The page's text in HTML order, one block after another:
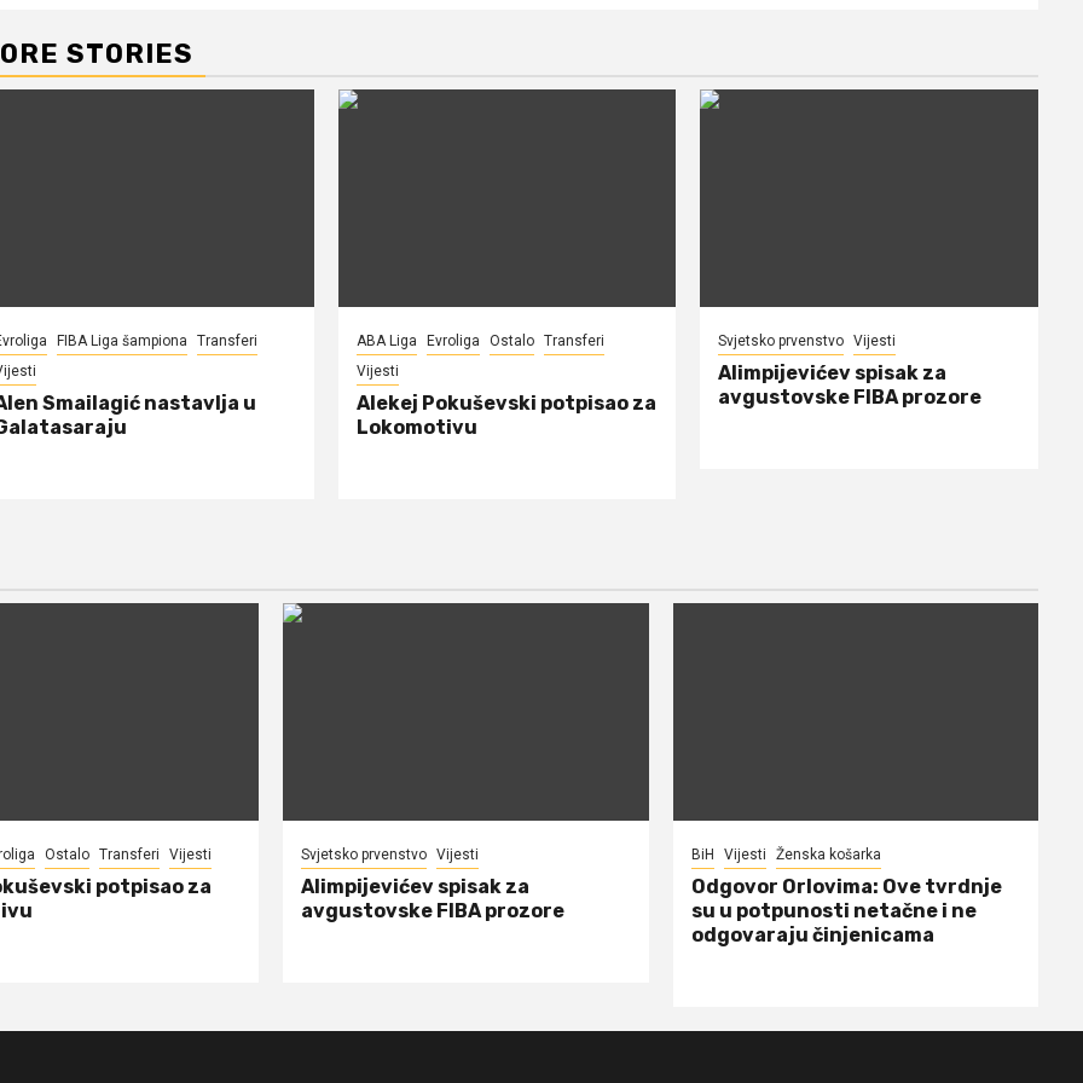
STORIES
FIBA Liga šampiona
Transferi
Smailagić nastavlja u
ABA Liga Evroliga Ostalo Transferi
Vijesti
Alekej Pokuševski potpisao za
Lokomotivu
Svjetsko prvenstvo Vijesti
Alimpijevićev spisak za
avgustovske FIBA prozore
Ostalo Transferi Vijesti
potpisao za
Svjetsko prvenstvo Vijesti
Alimpijevićev spisak za
avgustovske FIBA prozore
BiH Vijesti Ženska košarka
Odgovor Orlovima: ​Ove tvrdnje
su u potpunosti netačne i ne
odgovaraju činjenicama